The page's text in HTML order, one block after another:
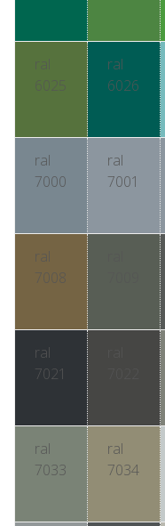
ral
6025
ral
6026
ral
7000
ral
7001
ral
7008
ral
7021
ral
7033
ral
7034